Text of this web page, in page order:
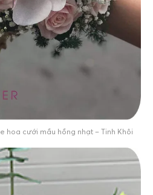
hoa cưới mầu hồng nhạt – Tinh Khôi